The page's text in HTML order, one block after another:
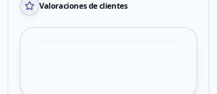
Valoraciones de clientes